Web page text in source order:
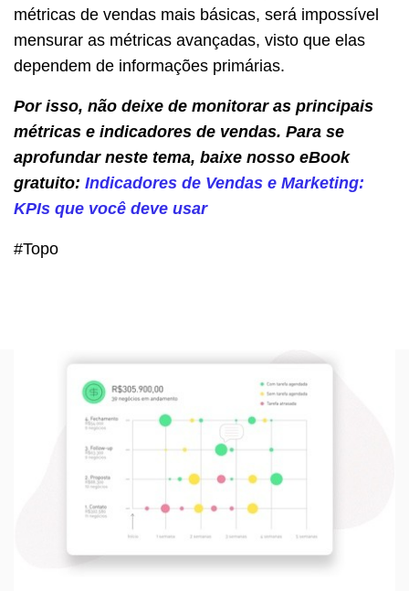
métricas de vendas mais básicas, será impossível
mensurar as métricas avançadas, visto que elas
dependem de informações primárias.
Por isso, não deixe de monitorar as principais
métricas e indicadores de vendas. Para se
aprofundar neste tema, baixe nosso eBook
gratuito: Indicadores de Vendas e Marketing:
KPIs que você deve usar
#Topo